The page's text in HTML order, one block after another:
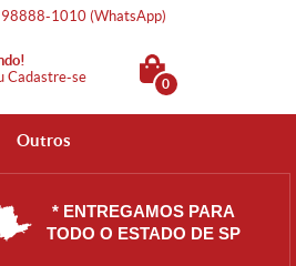
98888-1010 (WhatsApp)
Cadastre-se 0
Outros
* ENTREGAMOS PARA
TODO O ESTADO DE SP